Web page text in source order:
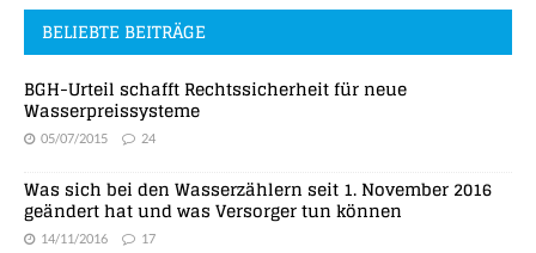
BELIEBTE BEITRÄGE
BGH-Urteil schafft Rechtssicherheit für neue
Wasserpreissysteme
05/07/2015 24
Was sich bei den Wasserzählern seit 1. November 2016
geändert hat und was Versorger tun können
14/11/2016 17